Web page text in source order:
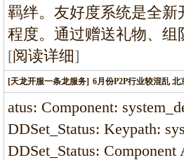
羁绊。友好度系统是全
程度。通过赠送礼物、
[阅读详细]
[天龙开服一条龙服务] 6月份P2P行业较混乱
atus: Component:
DDSet_Status: Keypath:
DDSet_Status: